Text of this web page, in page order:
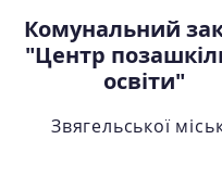
Комунальний
"Центр
освіти"
Звягельської